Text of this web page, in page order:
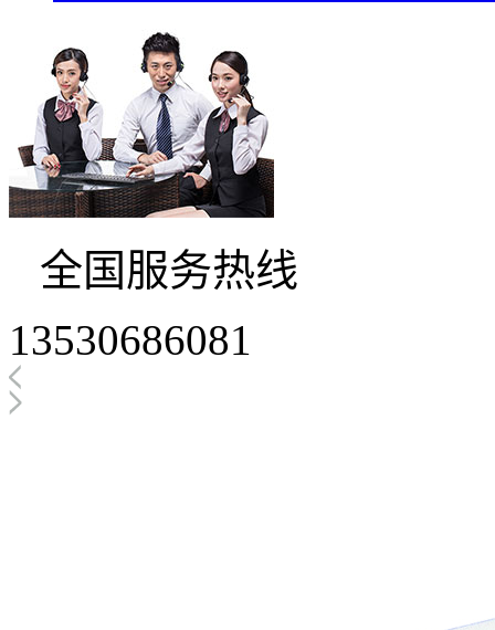
全国服务热线
13530686081